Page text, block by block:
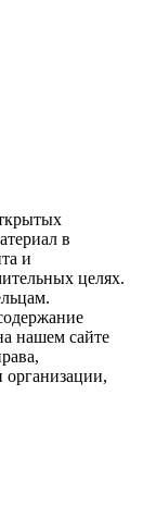
в
и
целях.
нашем сайте